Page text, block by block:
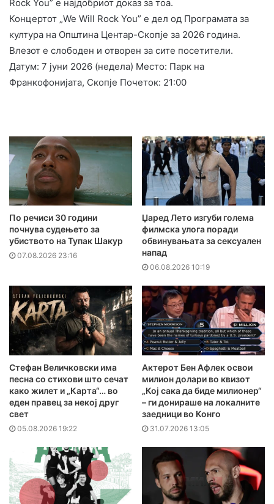
Rock You” е најдобриот доказ за тоа.
Концертот „We Will Rock You” е дел од Програмата за
култура на Општина Центар-Скопје за 2026 година.
Влезот е слободен и отворен за сите посетители.
Датум: 7 јуни 2026 (недела) Место: Парк на
Франкофонијата, Скопје Почеток: 21:00
По речиси 30 години
почнува судењето за
убиството на Тупак Шакур
07.08.2026 23:16
Џаред Лето изгуби голема
филмска улога поради
обвинувањата за сексуален
напад
06.08.2026 10:19
Стефан Величковски има
песна со стихови што сечат
како жилет и „Карта“… во
еден правец за некој друг
свет
05.08.2026 19:22
Актерот Бен Афлек освои
милион долари во квизот
„Кој сака да биде милионер“
– ги донираше на локалните
заедници во Конго
31.07.2026 13:05